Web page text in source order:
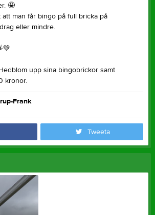
🤩
man får bingo på full bricka på
eller mindre.
upp sina bingobrickor samt
kronor.
Frank
Tweeta